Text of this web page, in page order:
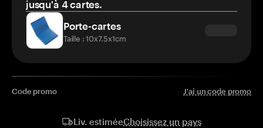
jusqu'à 4 cartes.
Porte-cartes
Taille : 10x7.5x1cm
Code promo J'ai un code promo
Liv. estiméeChoisissez un pays